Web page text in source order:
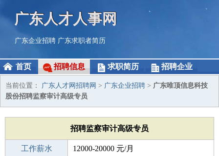
广东人才人事网
广东企业招聘 广东求职者简历
首页 招聘信息 求职简历 招聘企业
当前位置： 广东人才网招聘网 > 广东企业招聘 > 广东唯顶信息科技
股份招聘监察审计高级专员
招聘监察审计高级专员
工作薪水 12000-20000 元/月